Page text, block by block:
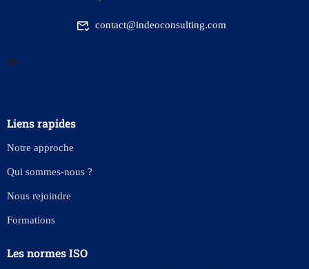
contact@indeoconsulting.com
Liens rapides
Notre approche
Qui sommes-nous ?
Nous rejoindre
Formations
Les normes ISO